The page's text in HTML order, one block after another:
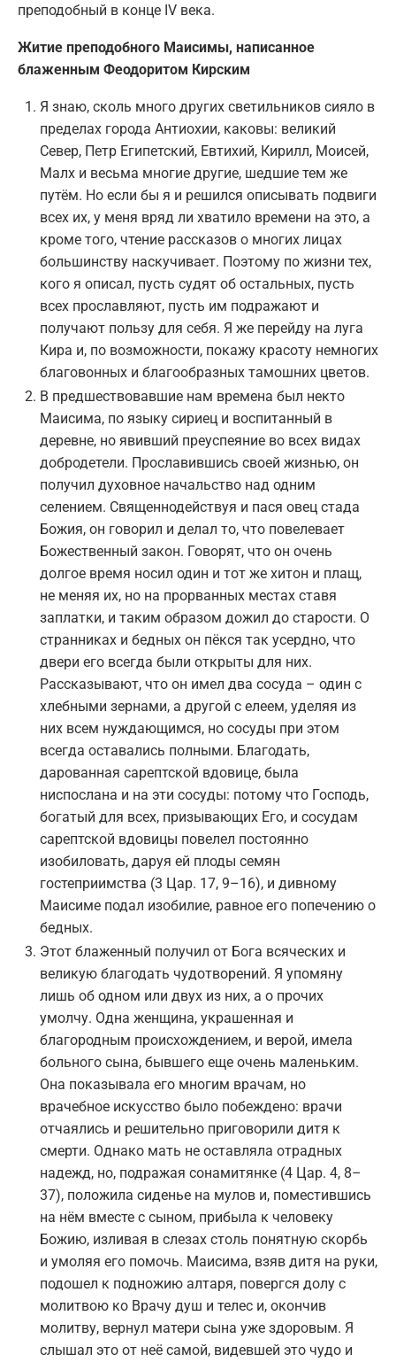
преподобный в конце IV века.
Житие преподобного Маисимы, написанное
блаженным Феодоритом Кирским
Я знаю, сколь много других светильников сияло в
пределах города Антиохии, каковы: великий
Север, Петр Египетский, Евтихий, Кирилл, Моисей,
Малх и весьма многие другие, шедшие тем же
путём. Но если бы я и решился описывать подвиги
всех их, у меня вряд ли хватило времени на это, а
кроме того, чтение рассказов о многих лицах
большинству наскучивает. Поэтому по жизни тех,
кого я описал, пусть судят об остальных, пусть
всех прославляют, пусть им подражают и
получают пользу для себя. Я же перейду на луга
Кира и, по возможности, покажу красоту немногих
благовонных и благообразных тамошних цветов.
В предшествовавшие нам времена был некто
Маисима, по языку сириец и воспитанный в
деревне, но явивший преуспеяние во всех видах
добродетели. Прославившись своей жизнью, он
получил духовное начальство над одним
селением. Священнодействуя и пася овец стада
Божия, он говорил и делал то, что повелевает
Божественный закон. Говорят, что он очень
долгое время носил один и тот же хитон и плащ,
не меняя их, но на прорванных местах ставя
заплатки, и таким образом дожил до старости. О
странниках и бедных он пёкся так усердно, что
двери его всегда были открыты для них.
Рассказывают, что он имел два сосуда – один с
хлебными зернами, а другой с елеем, уделяя из
них всем нуждающимся, но сосуды при этом
всегда оставались полными. Благодать,
дарованная сарептской вдовице, была
ниспослана и на эти сосуды: потому что Господь,
богатый для всех, призывающих Его, и сосудам
сарептской вдовицы повелел постоянно
изобиловать, даруя ей плоды семян
гостеприимства (3 Цар. 17, 9–16), и дивному
Маисиме подал изобилие, равное его попечению о
бедных.
Этот блаженный получил от Бога всяческих и
великую благодать чудотворений. Я упомяну
лишь об одном или двух из них, а о прочих
умолчу. Одна женщина, украшенная и
благородным происхождением, и верой, имела
больного сына, бывшего еще очень маленьким.
Она показывала его многим врачам, но
врачебное искусство было побеждено: врачи
отчаялись и решительно приговорили дитя к
смерти. Однако мать не оставляла отрадных
надежд, но, подражая сонамитянке (4 Цар. 4, 8–
37), положила сиденье на мулов и, поместившись
на нём вместе с сыном, прибыла к человеку
Божию, изливая в слезах столь понятную скорбь
и умоляя его помочь. Маисима, взяв дитя на руки,
подошел к подножию алтаря, повергся долу с
молитвою ко Врачу душ и телес и, окончив
молитву, вернул матери сына уже здоровым. Я
слышал это от неё самой, видевшей это чудо и